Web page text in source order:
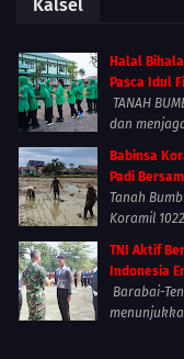
Kalsel
Halal
Pasca Idul
TANAH
dan
Babinsa
Padi
Tanah
Koramil
TNI Aktif
Indonesia
Barabai-